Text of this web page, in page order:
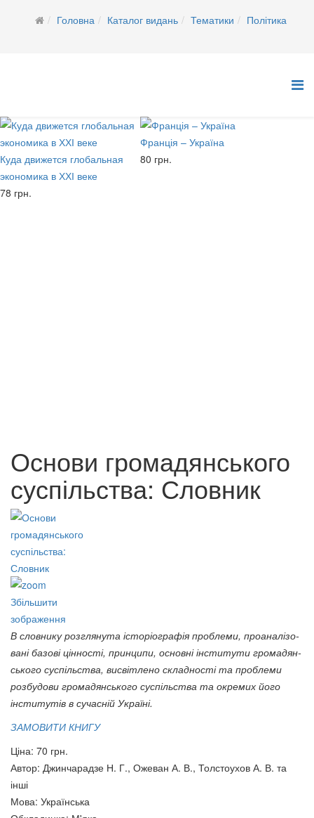
Головна Каталог видань Тематики Політика
Куда движется глобальная
экономика в ХХІ веке
78 грн.
Франція – Україна
80 грн.
КАЇНУ ДАЙ РОЗКАЯННЯ
85 грн.
Ідеї правлять світом
85 грн.
Основи громадянського
суспільства: Словник
Збільшити
зображення
В словнику розглянута історіографія проблеми, проана­лізо­
вані базові цінності, принципи, основні інститути грома­дян­
ського суспільства, висвітлено складності та проблеми
розбудови гро­мадянського суспільства та окремих його
інститутів в сучасній Україні.
ЗАМОВИТИ КНИГУ
Ціна: 70 грн.
Автор: Джинчарадзе Н. Г., Ожеван А. В., Толстоухов А. В. та
інші
Мова: Українська